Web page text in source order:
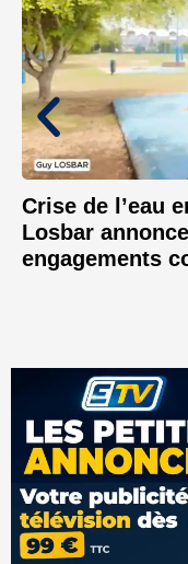
Crise de l’eau
Losbar
engagements